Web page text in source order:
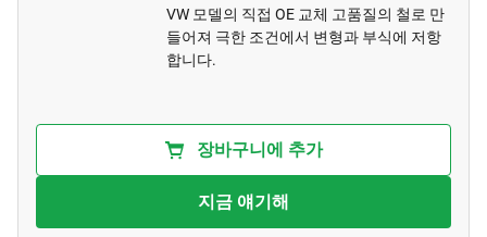
VW 모델의 직접 OE 교체 고품질의 철로 만
들어져 극한 조건에서 변형과 부식에 저항
합니다.
장바구니에 추가
지금 얘기해